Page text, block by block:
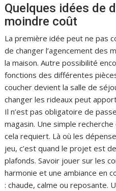
Quelques idées de
moindre coût
La première idée peut ne pas
de changer l’agencement des
la maison. Autre possibilité
fonctions des différentes
coucher devient la salle de
changer les rideaux peut
Il n’est pas obligatoire de
magasin. Une simple
cela requiert. Là où les
jeu, c’est quand le projet est
plafonds. Savoir jouer sur les
harmonie et une ambiance en
: chaude, calme ou reposante.